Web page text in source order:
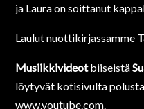
ja Laura on soittanut
Laulut nuottikirjassamme
Musiikkivideotbiiseistä
löytyvät kotisivulta
www.youtube.com.